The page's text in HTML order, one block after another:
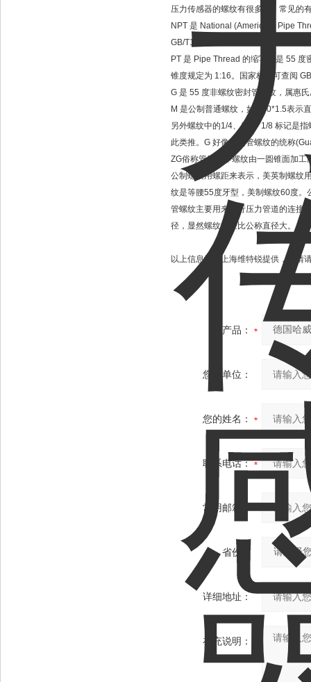
压力传感器的螺纹有很多种，常见的
NPT 是 National (American) Pipe
GB/T12716-1991
PT 是 Pipe Thread 的缩写，是 55
锥度规定为 1:16。国家标准可查阅
G 是 55 度非螺纹密封管螺纹，属惠
M 是公制普通螺纹，如M20*1.5表示
另外螺纹中的1/4、1/2、1/8 标记是
此类推。G 好像就是管螺纹的统称
ZG俗称管锥，即螺纹由一圆锥面加
公制螺纹用螺距来表示，美英制螺纹
纹是等腰55度牙型，美制螺纹60度。
管螺纹主要用来进行压力管道的连接
径，显然螺纹大径比公称直径大。 1/
以上信息均由上海维特锐提供，详情
产品：
您的单位：
您的姓名：
联系电话：
常用邮箱：
省份：
详细地址：
补充说明：